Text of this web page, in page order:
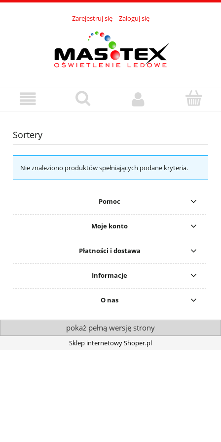
Zarejestruj się Zaloguj się
Sortery
Nie znaleziono produktów spełniających podane kryteria.
Pomoc
Moje konto
Płatności i dostawa
Informacje
O nas
pokaż pełną wersję strony
Sklep internetowy Shoper.pl